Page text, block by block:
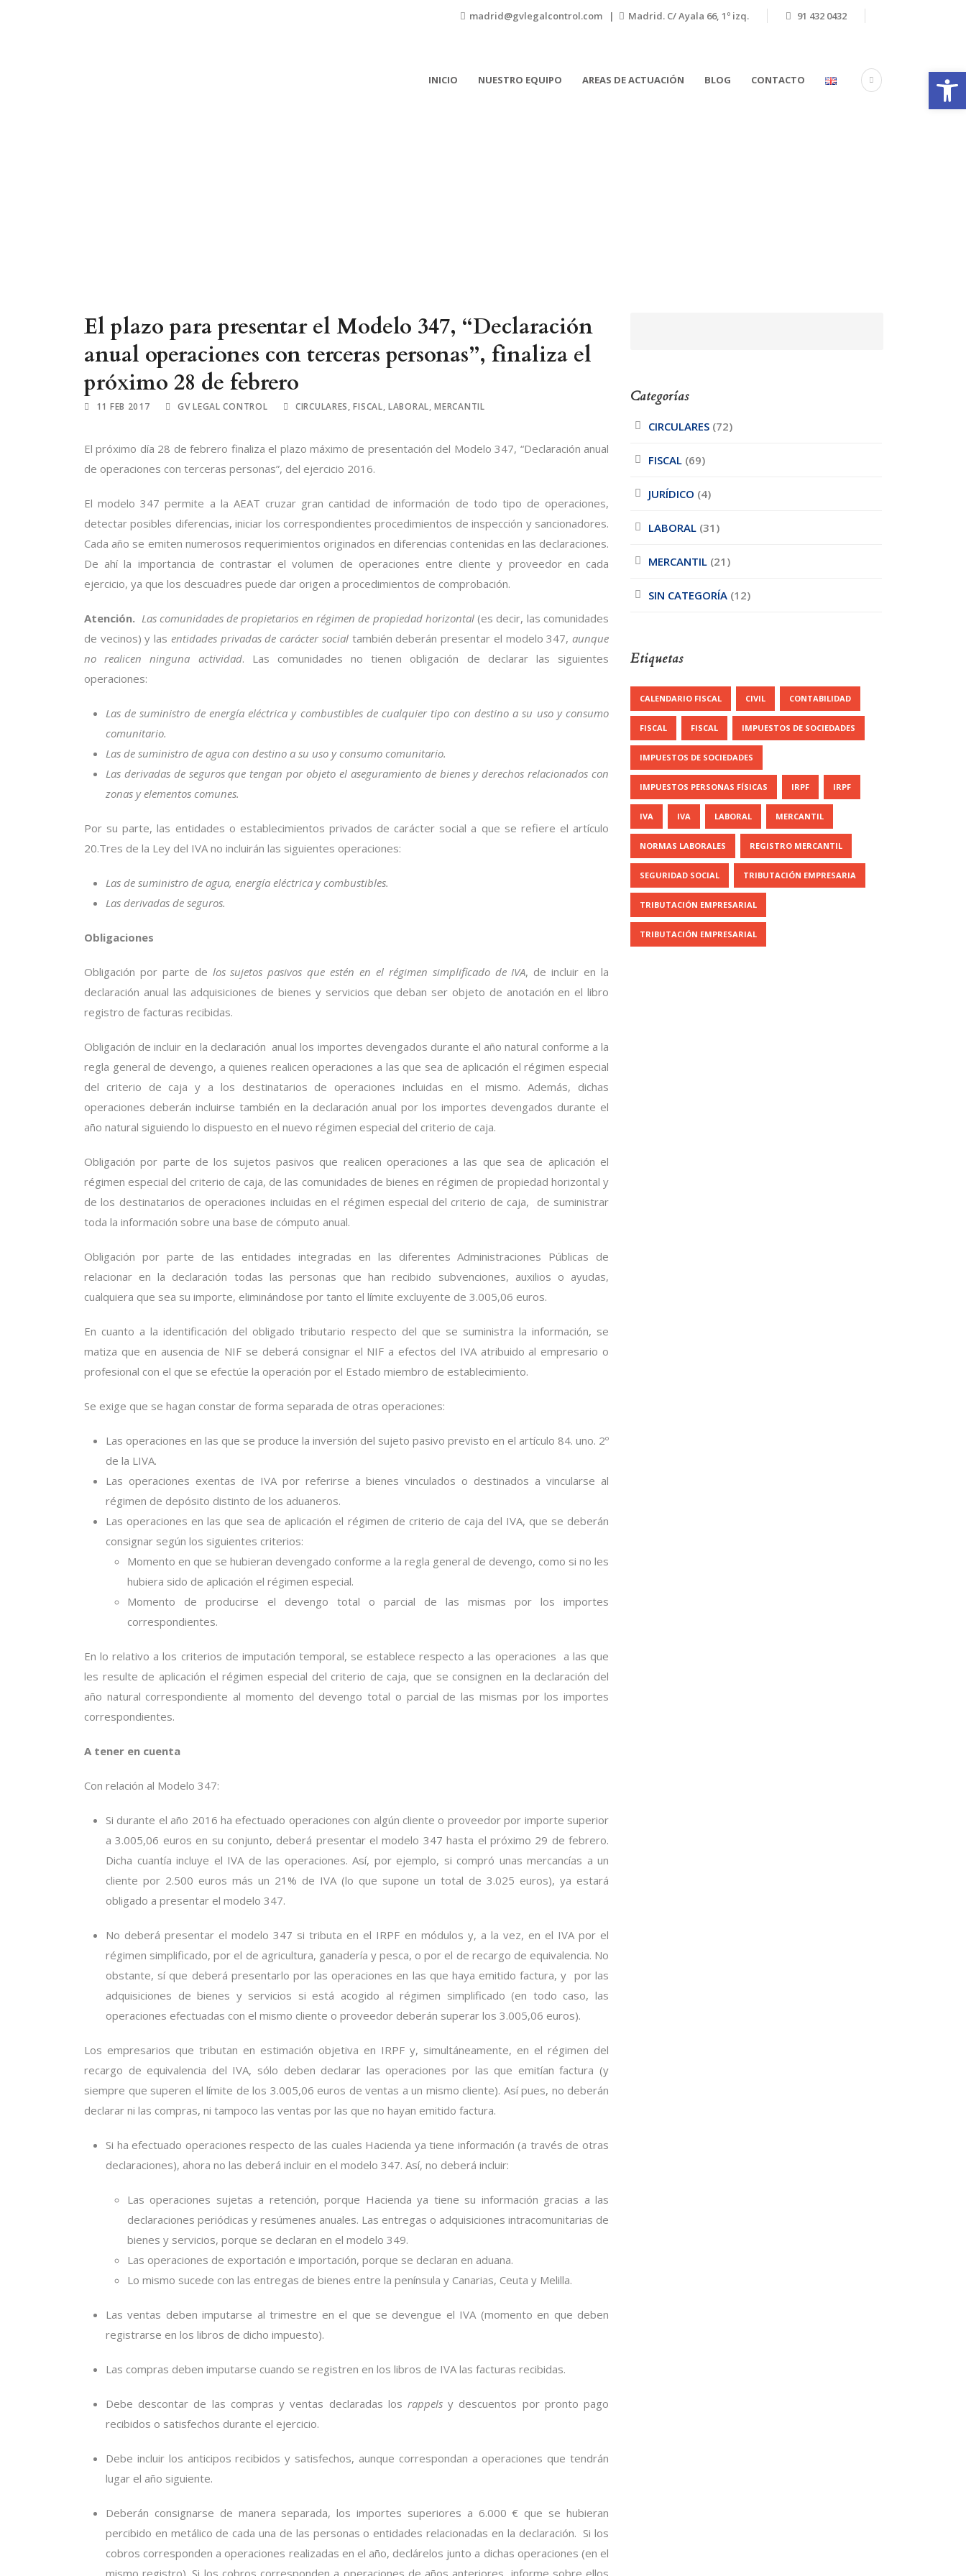
madrid@gvlegalcontrol.com | Madrid. C/ Ayala 66, 1º izq. 91 432 0432
INICIO NUESTRO EQUIPO AREAS DE ACTUACIÓN BLOG CONTACTO
El plazo para presentar el Modelo 347, “Declaración
anual operaciones con terceras personas”, finaliza el
próximo 28 de febrero
11 FEB 2017 GV LEGAL CONTROL CIRCULARES, FISCAL, LABORAL, MERCANTIL
El próximo día 28 de febrero finaliza el plazo máximo de presentación del Modelo 347, “Declaración anual
de operaciones con terceras personas”, del ejercicio 2016.
El modelo 347 permite a la AEAT cruzar gran cantidad de información de todo tipo de operaciones,
detectar posibles diferencias, iniciar los correspondientes procedimientos de inspección y sancionadores.
Cada año se emiten numerosos requerimientos originados en diferencias contenidas en las declaraciones.
De ahí la importancia de contrastar el volumen de operaciones entre cliente y proveedor en cada
ejercicio, ya que los descuadres puede dar origen a procedimientos de comprobación.
Atención. Las comunidades de propietarios en régimen de propiedad horizontal(es decir, las comunidades
de vecinos) y las entidades privadas de carácter socialtambién deberán presentar el modelo 347,aunque
no realicen ninguna actividad. Las comunidades no tienen obligación de declarar las siguientes
operaciones:
Las de suministro de energía eléctrica y combustibles de cualquier tipo con destino a su uso y consumo
comunitario.
Las de suministro de agua con destino a su uso y consumo comunitario.
Las derivadas de seguros que tengan por objeto el aseguramiento de bienes y derechos relacionados con
zonas y elementos comunes.
Por su parte, las entidades o establecimientos privados de carácter social a que se refiere el artículo
20.Tres de la Ley del IVA no incluirán las siguientes operaciones:
Las de suministro de agua, energía eléctrica y combustibles.
Las derivadas de seguros.
Obligaciones
Obligación por parte de los sujetos pasivos que estén en el régimen simplificado de IVA, de incluir en la
declaración anual las adquisiciones de bienes y servicios que deban ser objeto de anotación en el libro
registro de facturas recibidas.
Obligación de incluir en la declaración anual los importes devengados durante el año natural conforme a la
regla general de devengo, a quienes realicen operaciones a las que sea de aplicación el régimen especial
del criterio de caja y a los destinatarios de operaciones incluidas en el mismo. Además, dichas
operaciones deberán incluirse también en la declaración anual por los importes devengados durante el
año natural siguiendo lo dispuesto en el nuevo régimen especial del criterio de caja.
Obligación por parte de los sujetos pasivos que realicen operaciones a las que sea de aplicación el
régimen especial del criterio de caja, de las comunidades de bienes en régimen de propiedad horizontal y
de los destinatarios de operaciones incluidas en el régimen especial del criterio de caja, de suministrar
toda la información sobre una base de cómputo anual.
Obligación por parte de las entidades integradas en las diferentes Administraciones Públicas de
relacionar en la declaración todas las personas que han recibido subvenciones, auxilios o ayudas,
cualquiera que sea su importe, eliminándose por tanto el límite excluyente de 3.005,06 euros.
En cuanto a la identificación del obligado tributario respecto del que se suministra la información, se
matiza que en ausencia de NIF se deberá consignar el NIF a efectos del IVA atribuido al empresario o
profesional con el que se efectúe la operación por el Estado miembro de establecimiento.
Se exige que se hagan constar de forma separada de otras operaciones:
Las operaciones en las que se produce la inversión del sujeto pasivo previsto en el artículo 84. uno. 2º
de la LIVA.
Las operaciones exentas de IVA por referirse a bienes vinculados o destinados a vincularse al
régimen de depósito distinto de los aduaneros.
Las operaciones en las que sea de aplicación el régimen de criterio de caja del IVA, que se deberán
consignar según los siguientes criterios:
Momento en que se hubieran devengado conforme a la regla general de devengo, como si no les
hubiera sido de aplicación el régimen especial.
Momento de producirse el devengo total o parcial de las mismas por los importes
correspondientes.
En lo relativo a los criterios de imputación temporal, se establece respecto a las operaciones a las que
les resulte de aplicación el régimen especial del criterio de caja, que se consignen en la declaración del
año natural correspondiente al momento del devengo total o parcial de las mismas por los importes
correspondientes.
A tener en cuenta
Con relación al Modelo 347:
Si durante el año 2016 ha efectuado operaciones con algún cliente o proveedor por importe superior
a 3.005,06 euros en su conjunto, deberá presentar el modelo 347 hasta el próximo 29 de febrero.
Dicha cuantía incluye el IVA de las operaciones. Así, por ejemplo, si compró unas mercancías a un
cliente por 2.500 euros más un 21% de IVA (lo que supone un total de 3.025 euros), ya estará
obligado a presentar el modelo 347.
No deberá presentar el modelo 347 si tributa en el IRPF en módulos y, a la vez, en el IVA por el
régimen simplificado, por el de agricultura, ganadería y pesca, o por el de recargo de equivalencia. No
obstante, sí que deberá presentarlo por las operaciones en las que haya emitido factura, y por las
adquisiciones de bienes y servicios si está acogido al régimen simplificado (en todo caso, las
operaciones efectuadas con el mismo cliente o proveedor deberán superar los 3.005,06 euros).
Los empresarios que tributan en estimación objetiva en IRPF y, simultáneamente, en el régimen del
recargo de equivalencia del IVA, sólo deben declarar las operaciones por las que emitían factura (y
siempre que superen el límite de los 3.005,06 euros de ventas a un mismo cliente). Así pues, no deberán
declarar ni las compras, ni tampoco las ventas por las que no hayan emitido factura.
Si ha efectuado operaciones respecto de las cuales Hacienda ya tiene información (a través de otras
declaraciones), ahora no las deberá incluir en el modelo 347. Así, no deberá incluir:
Las operaciones sujetas a retención, porque Hacienda ya tiene su información gracias a las
declaraciones periódicas y resúmenes anuales. Las entregas o adquisiciones intracomunitarias de
bienes y servicios, porque se declaran en el modelo 349.
Las operaciones de exportación e importación, porque se declaran en aduana.
Lo mismo sucede con las entregas de bienes entre la península y Canarias, Ceuta y Melilla.
Las ventas deben imputarse al trimestre en el que se devengue el IVA (momento en que deben
registrarse en los libros de dicho impuesto).
Las compras deben imputarse cuando se registren en los libros de IVA las facturas recibidas.
Debe descontar de las compras y ventas declaradas los rappelsy descuentos por pronto pago
recibidos o satisfechos durante el ejercicio.
Debe incluir los anticipos recibidos y satisfechos, aunque correspondan a operaciones que tendrán
lugar el año siguiente.
Deberán consignarse de manera separada, los importes superiores a 6.000 € que se hubieran
percibido en metálico de cada una de las personas o entidades relacionadas en la declaración. Si los
cobros corresponden a operaciones realizadas en el año, declárelos junto a dichas operaciones (en el
mismo registro). Si los cobros corresponden a operaciones de años anteriores, informe sobre ellos
Categorías
CIRCULARES (72)
FISCAL (69)
JURÍDICO (4)
LABORAL (31)
MERCANTIL (21)
SIN CATEGORÍA (12)
Etiquetas
CALENDARIO FISCAL CIVIL CONTABILIDAD
FISCAL FISCAL IMPUESTOS DE SOCIEDADES
IMPUESTOS DE SOCIEDADES
IMPUESTOS PERSONAS FÍSICAS IRPF IRPF
IVA IVA LABORAL MERCANTIL
NORMAS LABORALES REGISTRO MERCANTIL
SEGURIDAD SOCIAL TRIBUTACIÓN EMPRESARIA
TRIBUTACIÓN EMPRESARIAL
TRIBUTACIÓN EMPRESARIAL